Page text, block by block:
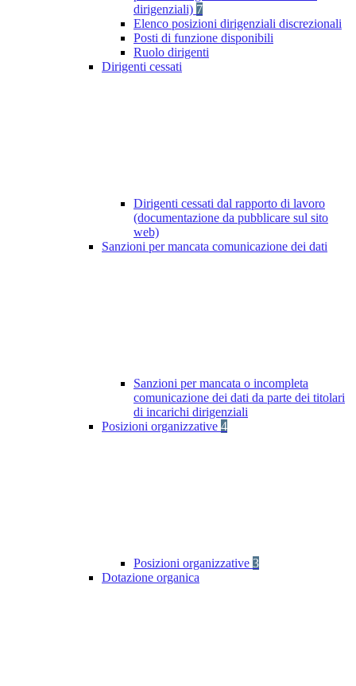
dirigenziali) 7
Elenco posizioni dirigenziali discrezionali
Posti di funzione disponibili
Ruolo dirigenti
Dirigenti cessati
Dirigenti cessati dal rapporto di lavoro
(documentazione da pubblicare sul sito
web)
Sanzioni per mancata comunicazione dei dati
Sanzioni per mancata o incompleta
comunicazione dei dati da parte dei titolari
di incarichi dirigenziali
Posizioni organizzative 4
Posizioni organizzative 3
Dotazione organica